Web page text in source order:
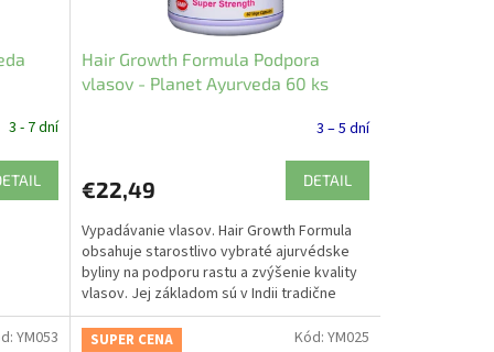
3 - 7 dní
Hair Growth Formula Podpora
vlasov - Planet Ayurveda 60 ks
3 – 5 dní
€22,49 DETAIL
Vypadávanie vlasov. Hair Growth Formula
obsahuje starostlivo vybraté ajurvédske
byliny na podporu rastu a zvýšenie kvality
vlasov. Jej základom sú v Indii tradične
používané...
YM053
SUPER CENA
Kód: YM025